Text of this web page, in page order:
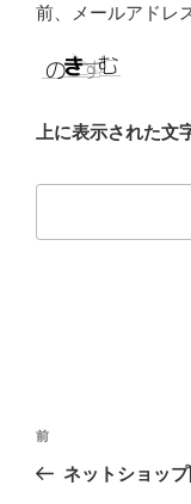
前、メールアドレ
上に表示された文
投
ナ
前
の
前
ネットショッ